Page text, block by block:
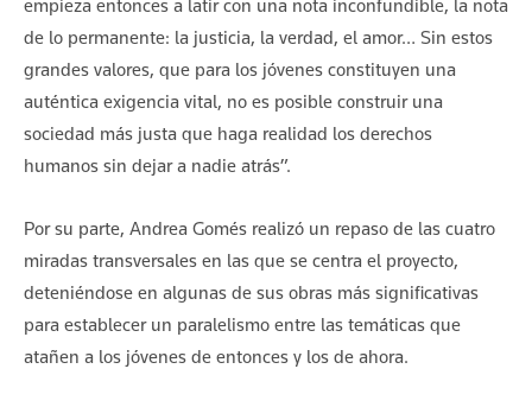
empieza entonces a latir con una nota inconfundible, la nota
de lo permanente: la justicia, la verdad, el amor… Sin estos
grandes valores, que para los jóvenes constituyen una
auténtica exigencia vital, no es posible construir una
sociedad más justa que haga realidad los derechos
humanos sin dejar a nadie atrás”.
Por su parte, Andrea Gomés realizó un repaso de las cuatro
miradas transversales en las que se centra el proyecto,
deteniéndose en algunas de sus obras más significativas
para establecer un paralelismo entre las temáticas que
atañen a los jóvenes de entonces y los de ahora.